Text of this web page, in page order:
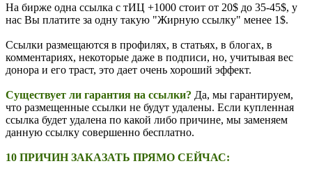
На бирже одна ссылка с тИЦ +1000 стоит от 20$ до 35-45$, у
нас Вы платите за одну такую "Жирную ссылку" менее 1$.
Ссылки размещаются в профилях, в статьях, в блогах, в
комментариях, некоторые даже в подписи, но, учитывая вес
донора и его траст, это дает очень хороший эффект.
Существует ли гарантия на ссылки? Да, мы гарантируем,
что размещенные ссылки не будут удалены. Если купленная
ссылка будет удалена по какой либо причине, мы заменяем
данную ссылку совершенно бесплатно.
10 ПРИЧИН ЗАКАЗАТЬ ПРЯМО СЕЙЧАС: